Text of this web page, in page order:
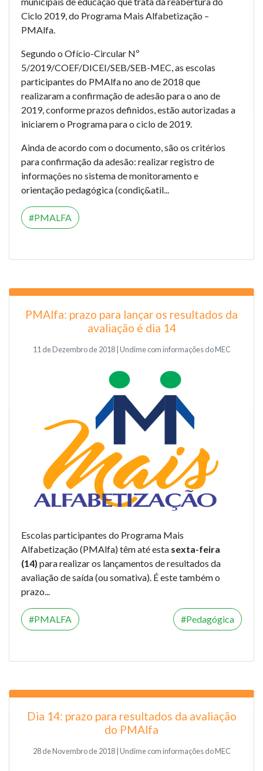
Ciclo 2019, do Programa Mais Alfabetização –
PMAlfa.
Segundo o Ofício-Circular Nº
5/2019/COEF/DICEI/SEB/SEB-MEC, as escolas
participantes do PMAlfa no ano de 2018 que
realizaram a confirmação de adesão para o ano de
2019, conforme prazos definidos, estão autorizadas a
iniciarem o Programa para o ciclo de 2019.
Ainda de acordo com o documento, são os critérios
para confirmação da adesão: realizar registro de
informações no sistema de monitoramento e
orientação pedagógica (condiç&atil...
PMALFA
PMAlfa: prazo para lançar os resultados da
avaliação é dia 14
11 de Dezembro de 2018 | Undime com informações do MEC
Escolas participantes do Programa Mais
Alfabetização (PMAlfa) têm até esta sexta-feira
(14) para realizar os lançamentos de resultados da
avaliação de saída (ou somativa). É este também o
prazo...
PMALFA Pedagógica
Dia 14: prazo para resultados da avaliação
do PMAlfa
28 de Novembro de 2018 | Undime com informações do MEC